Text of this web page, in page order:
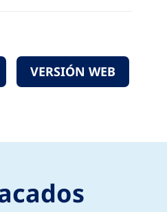
VERSIÓN WEB